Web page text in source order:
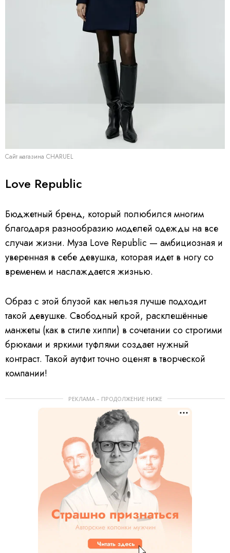
Сайт магазина CHARUEL
Love Republic
Бюджетный бренд, который полюбился многим
благодаря разнообразию моделей одежды на все
случаи жизни. Муза Love Republic — амбициозная и
уверенная в себе девушка, которая идет в ногу со
временем и наслаждается жизнью.
Образ с этой блузой как нельзя лучше подходит
такой девушке. Свободный крой, расклешённые
манжеты (как в стиле хиппи) в сочетании со строгими
брюками и яркими туфлями создает нужный
контраст. Такой аутфит точно оценят в творческой
компании!
РЕКЛАМА – ПРОДОЛЖЕНИЕ НИЖЕ